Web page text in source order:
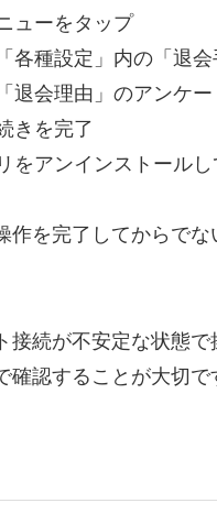
ューをタップ
各種設定」内の「退
退会理由」のアンケ
きを完了
をアンインストールし
作を完了してからで
続が不安定な状態
認することが大切で